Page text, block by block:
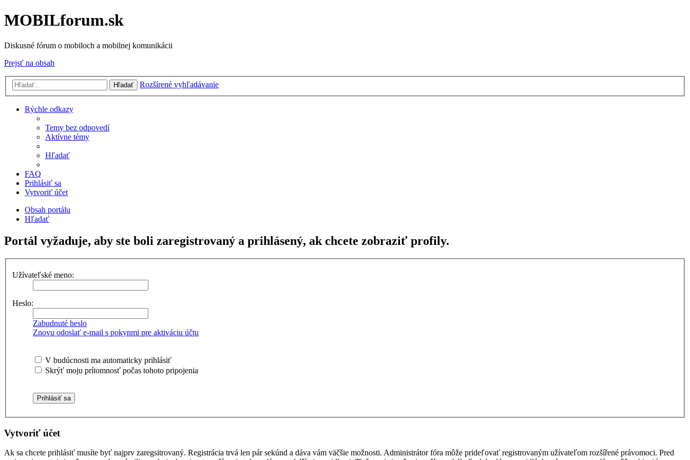
MOBILforum.sk
Diskusné fórum o mobiloch a mobilnej komunikácii
Prejsť na obsah
Hľadať Rozšírené vyhľadávanie
Rýchle odkazy
Temy bez odpovedí
Aktívne témy
Hľadať
FAQ
Prihlásiť sa
Vytvoriť účet
Obsah portálu
Hľadať
Portál vyžaduje, aby ste boli zaregistrovaný a prihlásený, ak chcete zobraziť profily.
Užívateľské meno:
Heslo:
Zabudnuté heslo
Znovu odoslať e-mail s pokynmi pre aktiváciu účtu
V budúcnosti ma automaticky prihlásiť
Skrýť moju prítomnosť počas tohoto pripojenia
Vytvoriť účet
Ak sa chcete prihlásiť musíte byť najprv zaregsitrovaný. Registrácia trvá len pár sekúnd a dáva vám väčšie možnosti. Administrátor fóra môže prideľovať registrovaným užívateľom rozšířené právomoci. Pred